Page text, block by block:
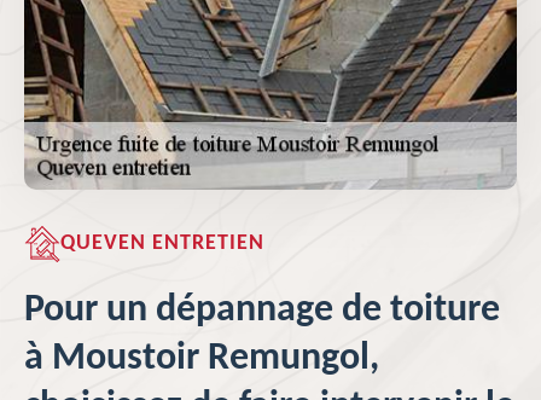
QUEVEN ENTRETIEN
Pour un dépannage de toiture
à Moustoir Remungol,